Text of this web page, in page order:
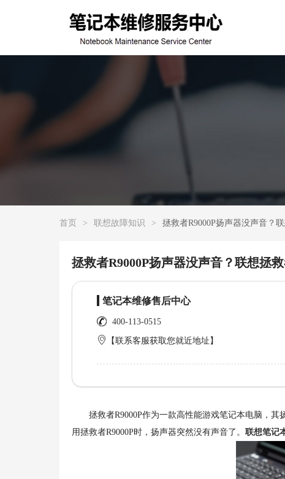
首页 > 联想故障知识 > 拯救者R9000P扬声器没声音？
拯救者R9000P扬声器没声音？联想拯
笔记本维修售后中心
400-113-0515
【联系客服获取您就近地址】
拯救者R9000P作为一款高性能游戏笔记本电脑，其
用拯救者R9000P时，扬声器突然没有声音了。 联想笔记